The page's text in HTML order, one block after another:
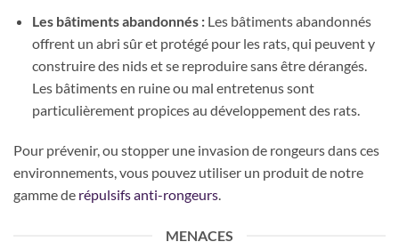
Les bâtiments abandonnés :Les bâtiments abandonnés
offrent un abri sûr et protégé pour les rats, qui peuvent y
construire des nids et se reproduire sans être dérangés.
Les bâtiments en ruine ou mal entretenus sont
particulièrement propices au développement des rats.
Pour prévenir, ou stopper une invasion de rongeurs dans ces
environnements, vous pouvez utiliser un produit de notre
gamme de répulsifs anti-rongeurs.
MENACES